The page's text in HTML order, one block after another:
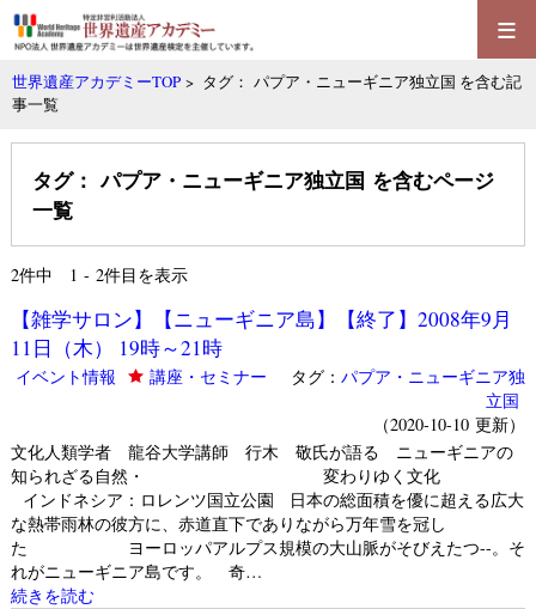
≡
世界遺産アカデミーTOP > タグ： パプア・ニューギニア独立国 を含む記
事一覧
タグ： パプア・ニューギニア独立国 を含むページ
一覧
2件中 1 - 2件目を表示
【雑学サロン】【ニューギニア島】【終了】2008年9月
11日（木） 19時～21時
イベント情報 講座・セミナー タグ： パプア・ニューギニア独
立国
（2020-10-10 更新）
文化人類学者 龍谷大学講師 行木 敬氏が語る ニューギニアの
知られざる自然・ 変わりゆく文化
インドネシア：ロレンツ国立公園 日本の総面積を優に超える広大
な熱帯雨林の彼方に、赤道直下でありながら万年雪を冠し
た ヨーロッパアルプス規模の大山脈がそびえたつ--。そ
れがニューギニア島です。 奇…
続きを読む